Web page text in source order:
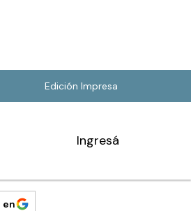
Edición Impresa
Ingresá
en